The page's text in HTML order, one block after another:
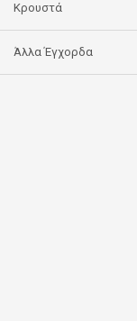
Κρουστά
Άλλα Έγχορδα